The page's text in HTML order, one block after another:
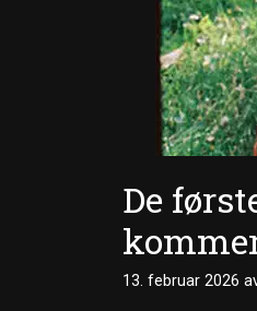
De
13. februar 2026